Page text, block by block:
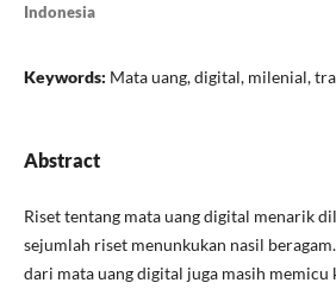
Indonesia
Keywords: Mata uang, digital, milenial,
Abstract
Riset tentang mata uang digital menarik
sejumlah riset menunkukan nasil
dari mata uang digital juga masih